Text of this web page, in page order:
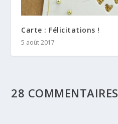
Carte : Félicitations !
5 août 2017
28 COMMENTAIRES